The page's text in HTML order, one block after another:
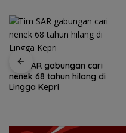
Tim SAR gabungan cari
nenek 68 tahun hilang di
Lingga Kepri